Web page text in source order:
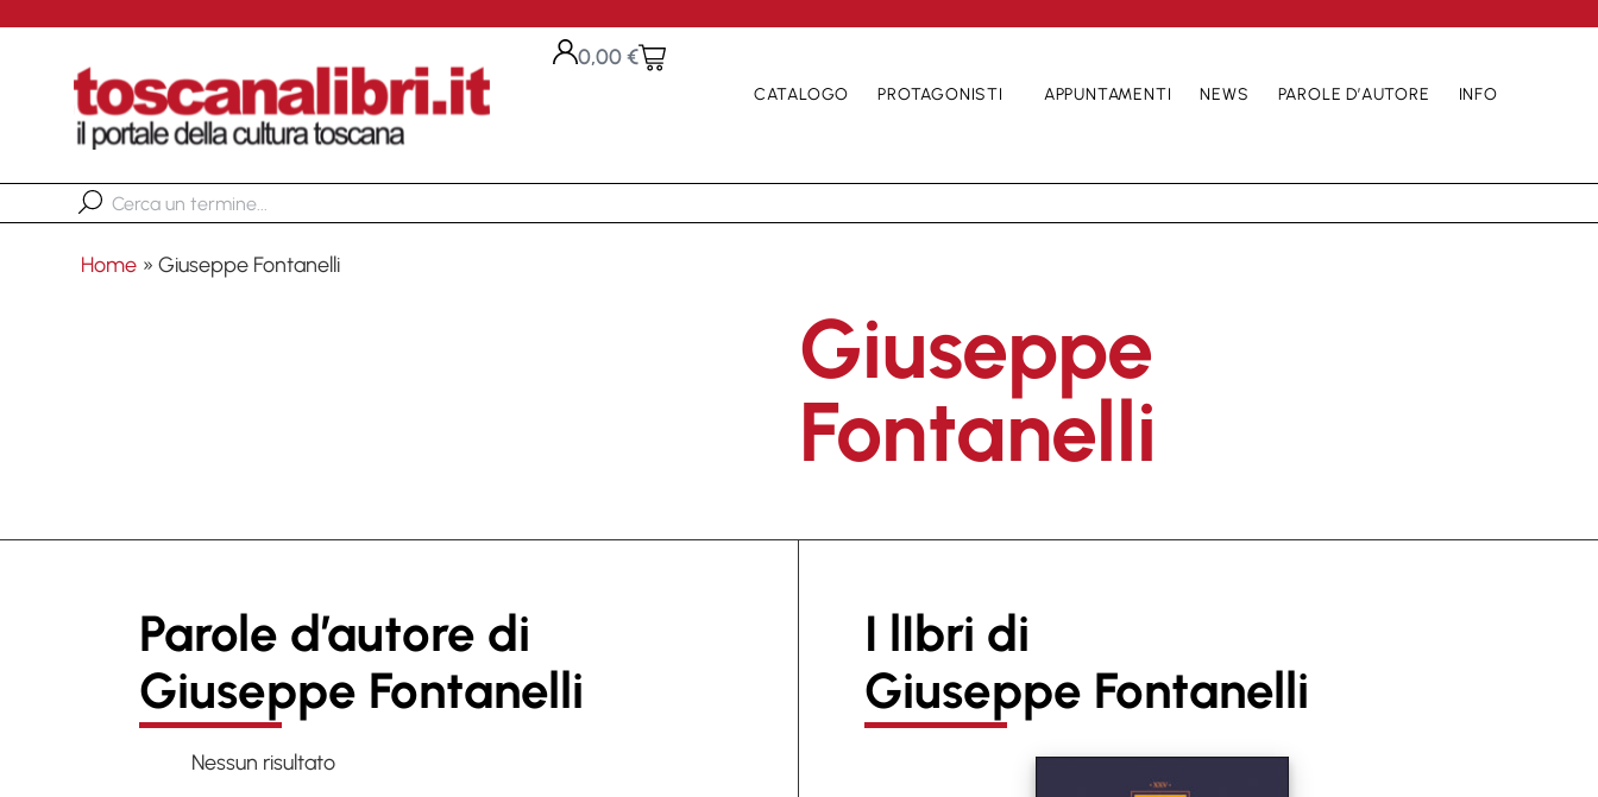
0,00€
CATALOGO PROTAGONISTI APPUNTAMENTI NEWS PAROLE D’AUTORE INFO
Home » Giuseppe Fontanelli
Giuseppe
Fontanelli
Parole d’autore di
Giuseppe Fontanelli
Nessun risultato
I lIbri di
Giuseppe Fontanelli